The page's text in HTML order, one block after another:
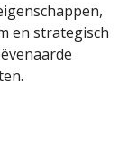
en strategisch